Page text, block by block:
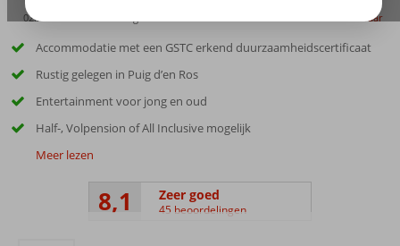
02:30 bewaar
Accommodatie met een GSTC erkend duurzaamheidscertificaat
Rustig gelegen in Puig d’en Ros
Entertainment voor jong en oud
Half-, Volpension of All Inclusive mogelijk
Meer lezen
8,1 Zeer goed
45 beoordelingen